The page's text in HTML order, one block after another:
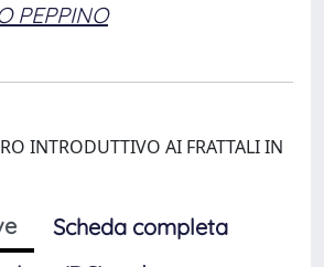
PEPPINO
INTRODUTTIVO AI FRATTALI IN
Scheda completa